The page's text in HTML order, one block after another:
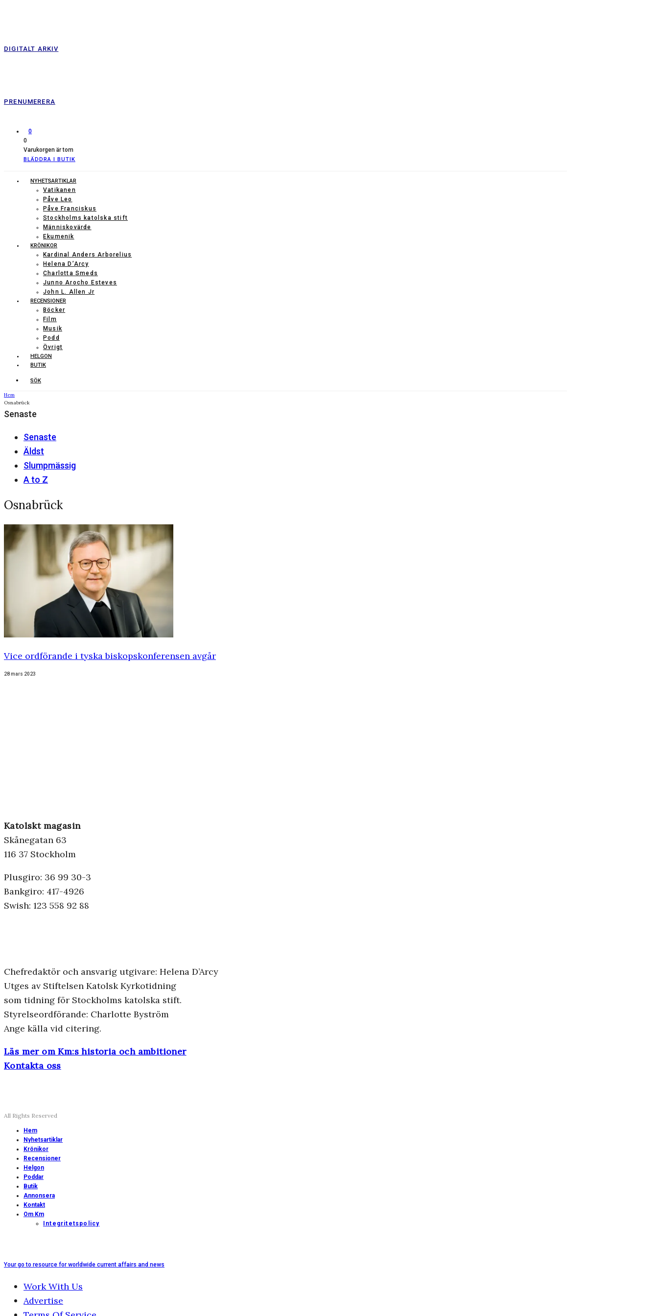
DIGITALT ARKIV
PRENUMERERA
0
0
Varukorgen är tom
BLÄDDRA I BUTIK
NYHETSARTIKLAR
Vatikanen
Påve Leo
Påve Franciskus
Stockholms katolska stift
Människovärde
Ekumenik
KRÖNIKOR
Kardinal Anders Arborelius
Helena D’Arcy
Charlotta Smeds
Junno Arocho Esteves
John L. Allen Jr
RECENSIONER
Böcker
Film
Musik
Podd
Övrigt
HELGON
BUTIK
SÖK
Hem
Osnabrück
Senaste
Senaste
Äldst
Slumpmässig
A to Z
Osnabrück
Vice ordförande i tyska biskopskonferensen avgår
28 mars 2023
Katolskt magasin
Skånegatan 63
116 37 Stockholm
Plusgiro: 36 99 30-3
Bankgiro: 417-4926
Swish: 123 558 92 88
Chefredaktör och ansvarig utgivare: Helena D’Arcy
Utges av Stiftelsen Katolsk Kyrkotidning
som tidning för Stockholms katolska stift.
Styrelseordförande: Charlotte Byström
Ange källa vid citering.
Läs mer om Km:s historia och ambitioner
Kontakta oss
All Rights Reserved
Hem
Nyhetsartiklar
Krönikor
Recensioner
Helgon
Poddar
Butik
Annonsera
Kontakt
Om Km
Integritetspolicy
Your go to resource for worldwide current affairs and news
Work With Us
Advertise